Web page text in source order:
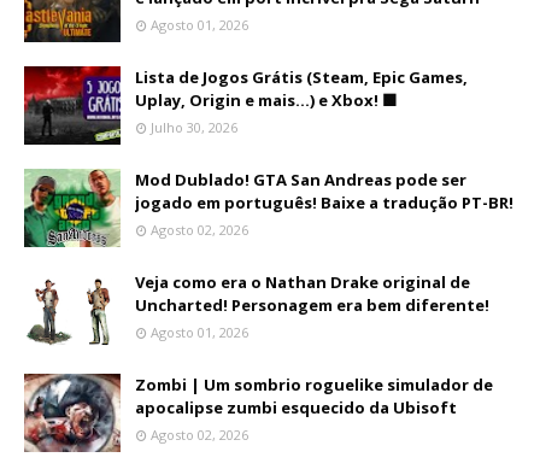
Agosto 01, 2026
Lista de Jogos Grátis (Steam, Epic Games,
Uplay, Origin e mais...) e Xbox! 🟩
Julho 30, 2026
Mod Dublado! GTA San Andreas pode ser
jogado em português! Baixe a tradução PT-BR!
Agosto 02, 2026
Veja como era o Nathan Drake original de
Uncharted! Personagem era bem diferente!
Agosto 01, 2026
Zombi | Um sombrio roguelike simulador de
apocalipse zumbi esquecido da Ubisoft
Agosto 02, 2026